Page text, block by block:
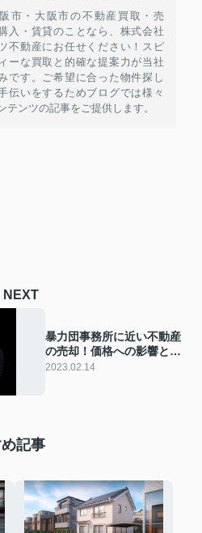
市・大阪市の不動産買取・売
入・賃貸のことなら、株式会社
不動産にお任せください！スピ
ーな買取と的確な提案力が当社
です。ご希望に合った物件探し
伝いをするためブログでは様々
テンツの記事をご提供します。
NEXT
暴力団事務所に近い不動産
の売却！価格への影響と注
意点や売却方法を解説
2023.02.14
記事